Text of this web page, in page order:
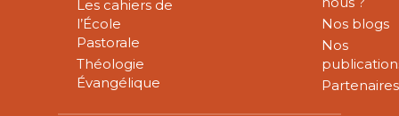
Les cahiers de
l’École
Pastorale
Théologie
Évangélique
Nos blogs
Nos
Partenaires